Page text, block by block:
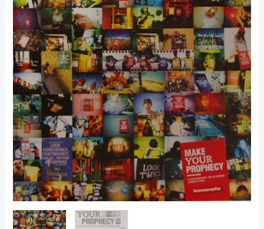
Lomography,
Recto
Verso,
2011,
Autriche.